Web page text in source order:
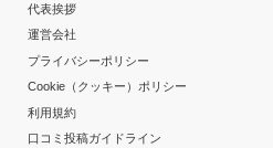
代表挨拶
運営会社
プライバシーポリシー
Cookie（クッキー）ポリシー
利用規約
口コミ投稿ガイドライン